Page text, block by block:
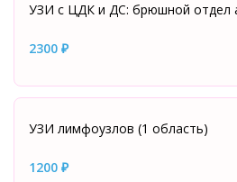
УЗИ с ЦДК и ДС: брюшной отдел
2300 ₽
УЗИ лимфоузлов (1 область)
1200 ₽